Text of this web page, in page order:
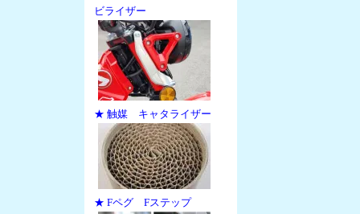
ビライザー
★ 触媒 キャタライザー
★ Fペグ Fステップ